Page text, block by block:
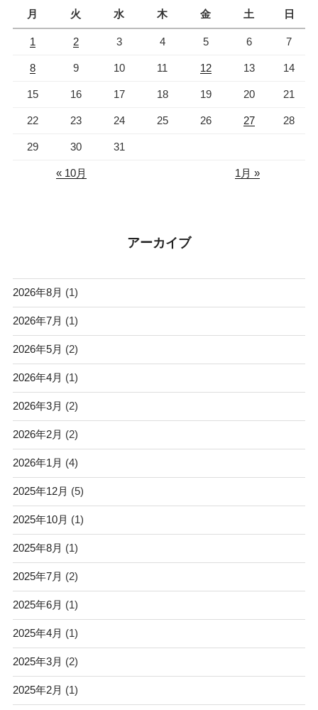
ョ
月
火 水 木 金 土 日
1 2 3 4 5 6 7
8 9 10 11 12 13 14
15 16 17 18 19 20 21
22 23 24 25 26 27 28
29 30 31
« 10月 1月 »
アーカイブ
2026年8月 (1)
2026年7月 (1)
2026年5月 (2)
2026年4月 (1)
2026年3月 (2)
2026年2月 (2)
2026年1月 (4)
2025年12月 (5)
2025年10月 (1)
2025年8月 (1)
2025年7月 (2)
2025年6月 (1)
2025年4月 (1)
2025年3月 (2)
2025年2月 (1)